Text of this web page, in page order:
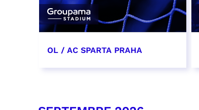
OL / AC SPARTA PRAHA